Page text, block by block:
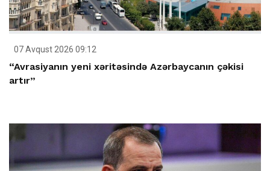
07 Avqust 2026 09:12
“Avrasiyanın yeni xəritəsində Azərbaycanın çəkisi
artır”